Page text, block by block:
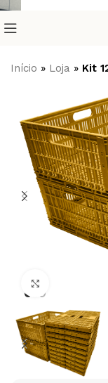
Início » Loja » Kit